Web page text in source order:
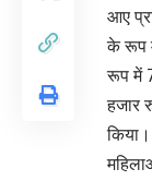
आए
के रूप
रूप में
हजार